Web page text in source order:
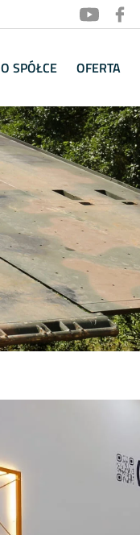
O SPÓŁCE OFERTA